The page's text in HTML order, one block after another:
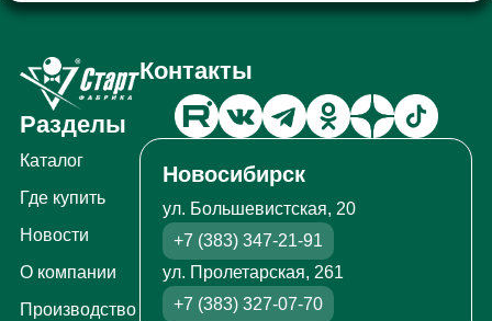
Разделы
Каталог
Где купить
Новости
О компании
Производство
Контакты
Новосибирск
ул. Большевистская, 20
+7 (383) 347-21-91
ул. Пролетарская, 261
+7 (383) 327-07-70